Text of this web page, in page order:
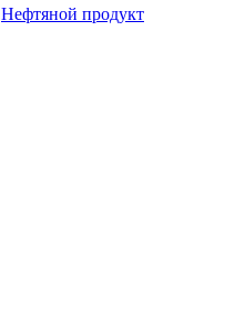
Нефтяной продукт